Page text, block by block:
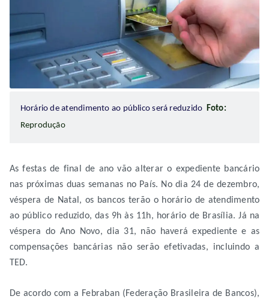
Horário de atendimento ao público será reduzido Foto:
Reprodução
As festas de final de ano vão alterar o expediente bancário
nas próximas duas semanas no País. No dia 24 de dezembro,
véspera de Natal, os bancos terão o horário de atendimento
ao público reduzido, das 9h às 11h, horário de Brasília. Já na
véspera do Ano Novo, dia 31, não haverá expediente e as
compensações bancárias não serão efetivadas, incluindo a
TED.
De acordo com a Febraban (Federação Brasileira de Bancos),